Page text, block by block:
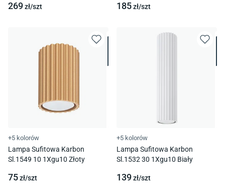
269zł/szt 185zł/szt
+5 kolorów
Lampa Sufitowa Karbon
Sl.1549 10 1Xgu10 Złoty
75zł/szt
+5 kolorów
Lampa Sufitowa Karbon
Sl.1532 30 1Xgu10 Biały
139zł/szt